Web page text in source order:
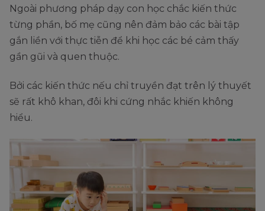
Ngoài phương pháp dạy con học chắc kiến thức
từng phần, bố mẹ cũng nên đảm bảo các bài tập
gắn liền với thực tiễn để khi học các bé cảm thấy
gần gũi và quen thuộc.
Bởi các kiến thức nếu chỉ truyền đạt trên lý thuyết
sẽ rất khô khan, đôi khi cứng nhắc khiến không
hiểu.